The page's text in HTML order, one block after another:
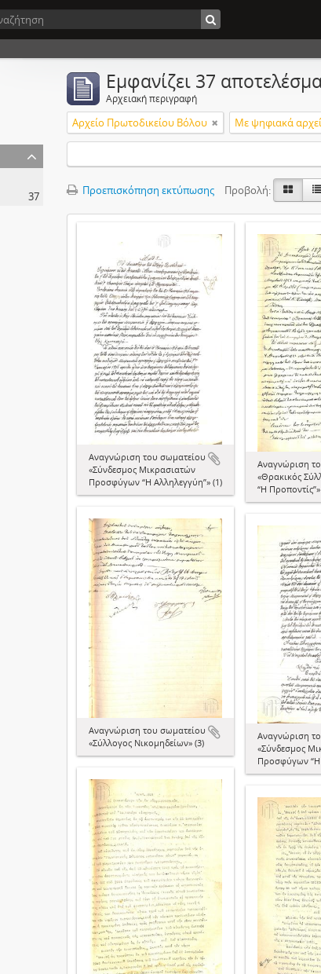
37
Εμφανίζει 37
Αρχειακή περιγραφή
Αρχείο Πρωτοδικείου Βόλου Με ψηφιακά
Προεπισκόπηση εκτύπωσης Προβολή:
Aναγνώριση του σωματείου
«Σύνδεσμος Μικρασιατών
Προσφύγων “Η Αλληλεγγύη”» (1)
Aναγνώριση
«Θρακικός
“Η
Aναγνώριση του σωματείου
«Σύλλογος Νικομηδείων» (3)
Aναγνώριση
«Σύνδεσμος
Προσφύγων “Η